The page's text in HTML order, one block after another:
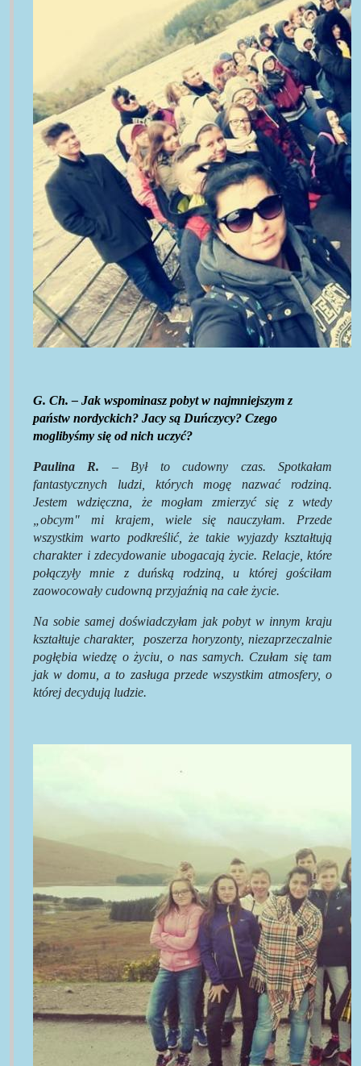
G. Ch. – Jak wspominasz pobyt w najmniejszym z
państw nordyckich? Jacy są Duńczycy? Czego
moglibyśmy się od nich uczyć?
Paulina R. – Był to cudowny czas. Spotkałam
fantastycznych ludzi, których mogę nazwać rodziną.
Jestem wdzięczna, że mogłam zmierzyć się z wtedy
„obcym" mi krajem, wiele się nauczyłam. Przede
wszystkim warto podkreślić, że takie wyjazdy kształtują
charakter i zdecydowanie ubogacają życie. Relacje, które
połączyły mnie z duńską rodziną, u której gościłam
zaowocowały cudowną przyjaźnią na całe życie.
Na sobie samej doświadczyłam jak pobyt w innym kraju
kształtuje charakter,
poszerza horyzonty, niezaprzeczalnie
pogłębia wiedzę o życiu, o nas samych. Czułam się tam
jak w domu, a to zasługa przede wszystkim atmosfery, o
której decydują ludzie.